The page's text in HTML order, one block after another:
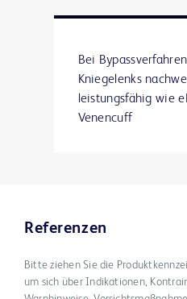
Bei
Kniegelenks
leistungsfähig wie
Venencuff
Referenzen
Bitte ziehen Sie die
um sich über Indikationen,